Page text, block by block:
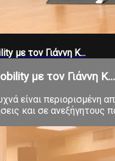
με τον Γιάννη Κ...
με τον Γιάννη Κ...
είναι
και σε ανεξήγητους